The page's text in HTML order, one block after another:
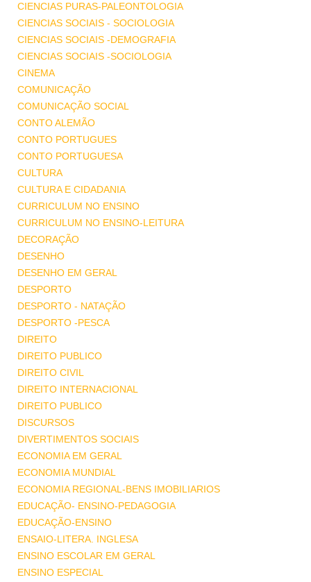
CIENCIAS PURAS-PALEONTOLOGIA
CIENCIAS SOCIAIS - SOCIOLOGIA
CIENCIAS SOCIAIS -DEMOGRAFIA
CIENCIAS SOCIAIS -SOCIOLOGIA
CINEMA
COMUNICAÇÃO
COMUNICAÇÃO SOCIAL
CONTO ALEMÃO
CONTO PORTUGUES
CONTO PORTUGUESA
CULTURA
CULTURA E CIDADANIA
CURRICULUM NO ENSINO
CURRICULUM NO ENSINO-LEITURA
DECORAÇÃO
DESENHO
DESENHO EM GERAL
DESPORTO
DESPORTO - NATAÇÃO
DESPORTO -PESCA
DIREITO
DIREITO PUBLICO
DIREITO CIVIL
DIREITO INTERNACIONAL
DIREITO PUBLICO
DISCURSOS
DIVERTIMENTOS SOCIAIS
ECONOMIA EM GERAL
ECONOMIA MUNDIAL
ECONOMIA REGIONAL-BENS IMOBILIARIOS
EDUCAÇÃO- ENSINO-PEDAGOGIA
EDUCAÇÃO-ENSINO
ENSAIO-LITERA. INGLESA
ENSINO ESCOLAR EM GERAL
ENSINO ESPECIAL